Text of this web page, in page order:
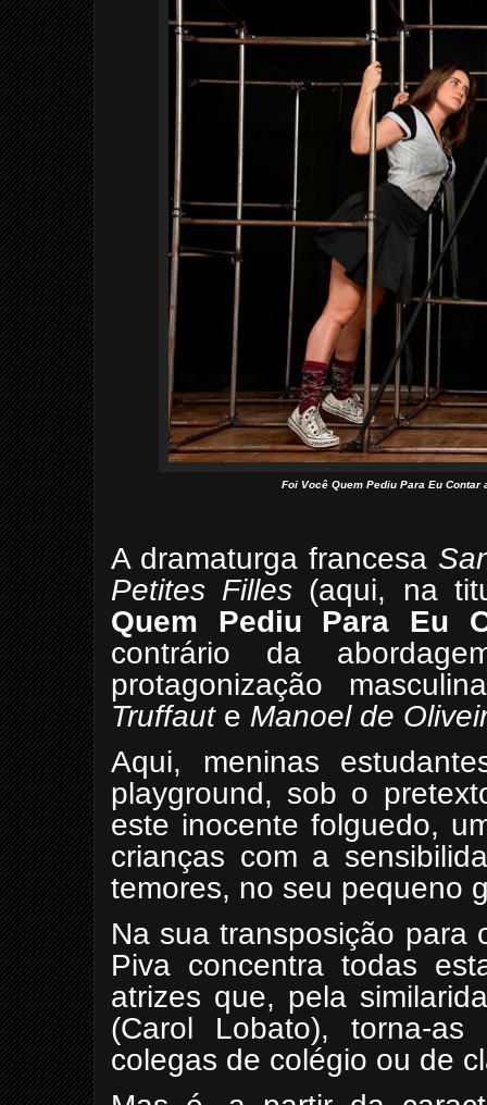
Foi Você Quem Pediu Para Eu Contar
A dramaturga francesa
Petites Filles (aqui, na
Quem Pediu Para Eu
contrário da
protagonização
Truffaute Manoel de
Aqui, meninas
playground, sob o
este inocente folguedo,
crianças com a
temores, no seu pequeno
Na sua transposição para
Piva concentra todas
atrizes que, pela
(Carol Lobato), torna-as
colegas de colégio ou de